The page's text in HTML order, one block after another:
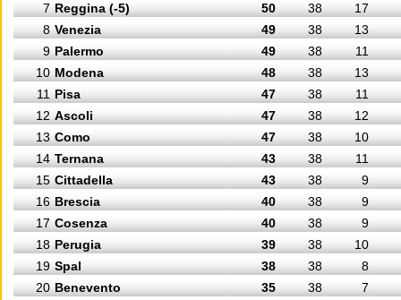
7 Reggina (-5) 50 38
17
8 Venezia 49 38
13
9 Palermo 49 38
11
10 Modena 48 38
13
11 Pisa 47 38
11
12 Ascoli 47 38
12
13 Como 47 38
10
14 Ternana 43 38
11
15 Cittadella 43 38
9
16 Brescia 40 38
9
17 Cosenza 40 38
9
18 Perugia 39 38
10
19 Spal 38 38
8
20 Benevento 35 38 7